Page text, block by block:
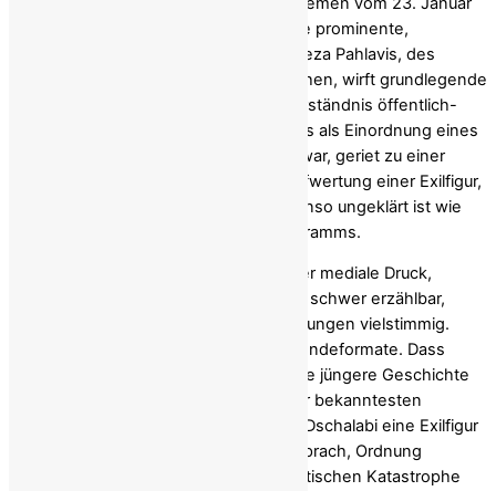
2026 über den Aufstand im Iran und die prominente,
weitgehend unkritische Präsentation Reza Pahlavis, des
Sohnes des letzten iranischen Monarchen, wirft grundlegende
Fragen an das journalistische Selbstverständnis öffentlich-
rechtlicher Nachrichtenformate auf. Was als Einordnung eines
revolutionären Moments angekündigt war, geriet zu einer
politischen Projektion: zur medialen Aufwertung einer Exilfigur,
deren demokratische Legitimation ebenso ungeklärt ist wie
die Tragfähigkeit ihres politischen Programms.
In revolutionären Momenten wächst der mediale Druck,
Gesichter zu liefern. Bewegungen sind schwer erzählbar,
Gesellschaften widersprüchlich, Forderungen vielstimmig.
Einzelpersonen hingegen passen in Sendeformate. Dass
diese Logik gefährlich sein kann, hat die jüngere Geschichte
mehrfach gezeigt. Der Irak ist eines der bekanntesten
Beispiele: Auch dort wurde mit Ahmad Dschalabi eine Exilfigur
aufgebaut, die Anschlussfähigkeit versprach, Ordnung
suggerierte und am Ende Teil einer politischen Katastrophe